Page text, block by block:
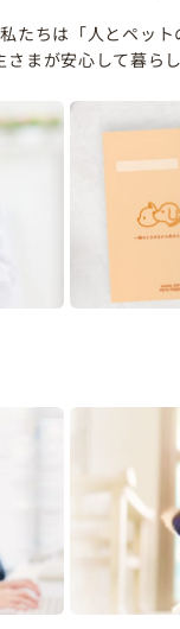
私たちは「人とペッ
さまが安心して暮ら